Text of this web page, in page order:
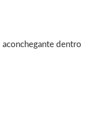
aconchegante dentro